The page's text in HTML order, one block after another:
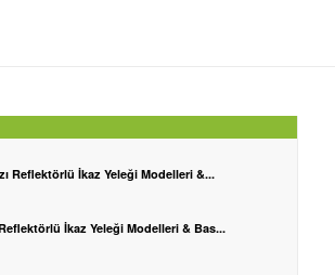
Reflektörlü İkaz Yeleği Modelleri &...
İkaz Yeleği Modelleri & Bas...